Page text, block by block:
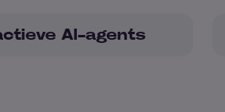
AI-agents